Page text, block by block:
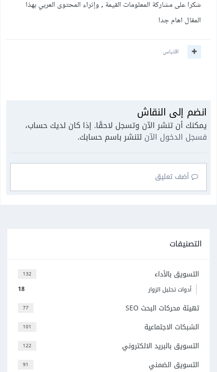
شكرا على مشاركة المعلومات القيمة , وإثراء المحتوى العربي بهذا
المقال اهام جدا
اقتباس
انضم إلى النقاش
يمكنك أن تنشر الآن وتسجل لاحقًا. إذا كان لديك حساب،
فسجل الدخول الآن لتنشر باسم حسابك.
أضف تعليق
التصنيفات
132 التسويق بالأداء
18 أدوات تحليل الزوار
77 تهيئة محركات البحث SEO
101 الشبكات الاجتماعية
122 التسويق بالبريد الالكتروني
91 التسويق الضمني